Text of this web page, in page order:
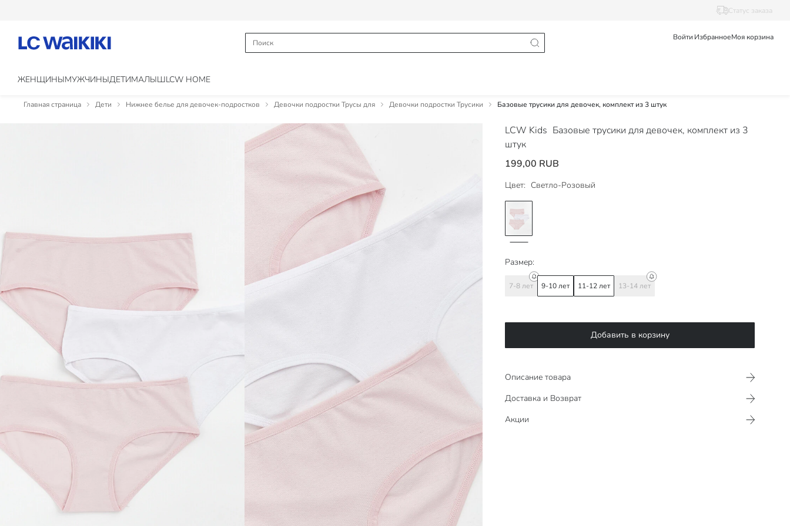
Статус заказа
Войти ИзбранноеМоя корзина
ЖЕНЩИНЫМУЖЧИНЫДЕТИМАЛЫШLCW HOME
Главная страница Дети Нижнее белье для девочек-подростков Девочки подростки Трусы для Девочки подростки Трусики Базовые трусики для девочек, комплект из 3 штук
LCW Kids Базовые трусики для девочек, комплект из 3
штук
199,00 RUB
Цвет: Светло-Розовый
Размер:
7-8 лет 9-10 лет 11-12 лет 13-14 лет
Добавить в корзину
Описание товара
Доставка и Возврат
Акции